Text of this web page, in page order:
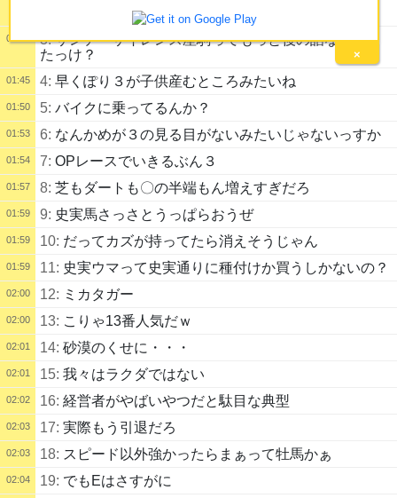
×
01:35 3:サンデーサイレンス産駒ってもっと後の話なんでし
たっけ？
01:45 4: 早くぽり３が子供産むところみたいね
01:50 5: バイクに乗ってるんか？
01:53 6: なんかめが３の見る目がないみたいじゃないっすか
01:54 7: OPレースでいきるぶん３
01:57 8: 芝もダートも〇の半端もん増えすぎだろ
01:59 9: 史実馬さっさとうっぱらおうぜ
01:59 10: だってカズが持ってたら消えそうじゃん
01:59 11: 史実ウマって史実通りに種付けか買うしかないの？
02:00 12: ミカタガー
02:00 13: こりゃ13番人気だｗ
02:01 14: 砂漠のくせに・・・
02:01 15: 我々はラクダではない
02:02 16: 経営者がやばいやつだと駄目な典型
02:03 17: 実際もう引退だろ
02:03 18: スピード以外強かったらまぁって牡馬かぁ
02:04 19: でもEはさすがに